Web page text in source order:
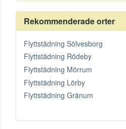
Rekommenderade orter
Flyttstädning Sölvesborg
Flyttstädning Rödeby
Flyttstädning Mörrum
Flyttstädning Lörby
Flyttstädning Gränum